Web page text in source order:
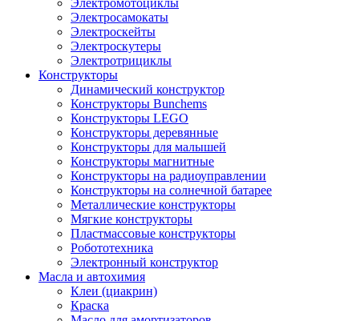
Электромотоциклы
Электросамокаты
Электроскейты
Электроскутеры
Электротрициклы
Конструкторы
Динамический конструктор
Конструкторы Bunchems
Конструкторы LEGO
Конструкторы деревянные
Конструкторы для малышей
Конструкторы магнитные
Конструкторы на радиоуправлении
Конструкторы на солнечной батарее
Металлические конструкторы
Мягкие конструкторы
Пластмассовые конструкторы
Робототехника
Электронный конструктор
Масла и автохимия
Клеи (циакрин)
Краска